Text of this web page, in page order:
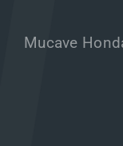
Mucave